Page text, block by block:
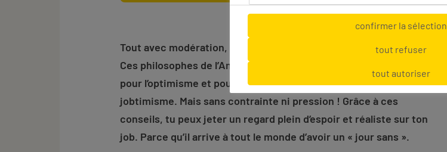
Tout avec modération, disaient les anciens Grecs. Et tu sais quoi ?
Ces philosophes de l’Antiquité avaient raison. Nous sommes tous
pour l’optimisme et pour plus de plaisir au travail, bref pour le
jobtimisme. Mais sans contrainte ni pression ! Grâce à ces
conseils, tu peux jeter un regard plein d’espoir et réaliste sur ton
job. Parce qu’il arrive à tout le monde d’avoir un « jour sans ».
confirmer la sélection
tout refuser
tout autoriser